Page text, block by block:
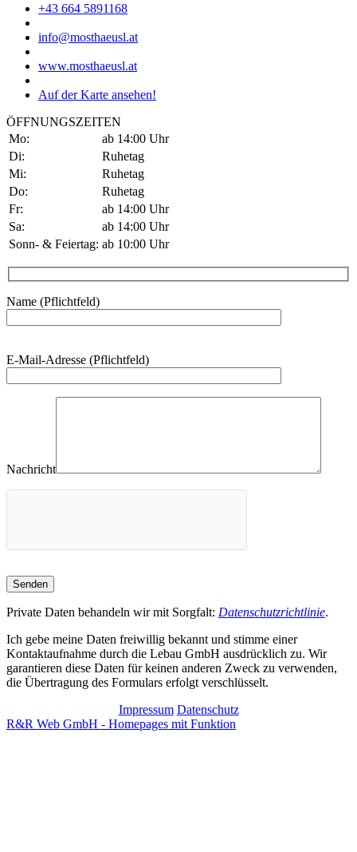
+43 664 5891168
info@mosthaeusl.at
www.mosthaeusl.at
Auf der Karte ansehen!
ÖFFNUNGSZEITEN
Mo:
ab 14:00 Uhr
Di:
Ruhetag
Mi:
Ruhetag
Do:
Ruhetag
Fr:
ab 14:00 Uhr
Sa:
ab 14:00 Uhr
Sonn- & Feiertag: ab 10:00 Uhr
Name (Pflichtfeld)
lasse
E-Mail-Adresse (Pflichtfeld)
Nachricht
Private Daten behandeln wir mit Sorgfalt: Datenschutzrichtlinie.
Ich gebe meine Daten freiwillig bekannt und stimme einer
Kontaktaufnahme durch die Lebau GmbH ausdrücklich zu. Wir
garantieren diese Daten für keinen anderen Zweck zu verwenden,
die Übertragung des Formulars erfolgt verschlüsselt.
Impressum Datenschutz
R&R Web GmbH - Homepages mit Funktion